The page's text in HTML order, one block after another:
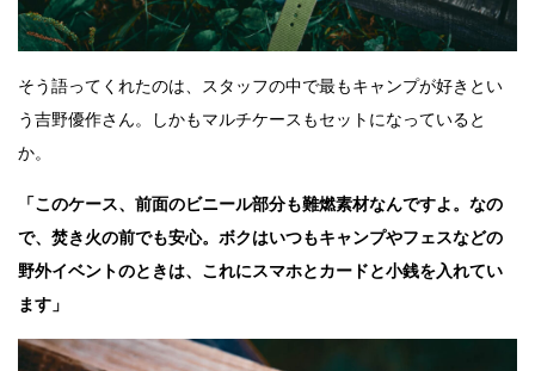
そう語ってくれたのは、スタッフの中で最もキャンプが好きとい
う吉野優作さん。しかもマルチケースもセットになっていると
か。
「このケース、前面のビニール部分も難燃素材なんですよ。なの
で、焚き火の前でも安心。ボクはいつもキャンプやフェスなどの
野外イベントのときは、これにスマホとカードと小銭を入れてい
ます」